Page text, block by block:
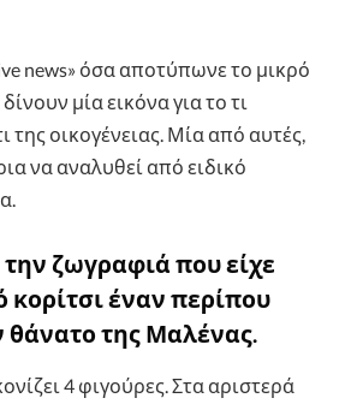
news» όσα αποτύπωνε το μικρό
μία εικόνα για το τι
της οικογένειας. Μία από αυτές,
να αναλυθεί από ειδικό
την ζωγραφιά που είχε
κορίτσι έναν περίπου
θάνατο της Μαλένας.
4 φιγούρες. Στα αριστερά